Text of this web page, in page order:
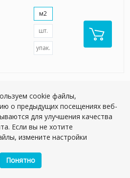
м2
шт.
упак.
cookie файлы,
о предыдущих посещениях веб-
для улучшения качества
Если вы не хотите
измените настройки
Понятно